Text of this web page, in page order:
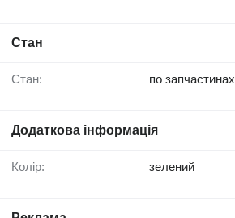
Стан
Стан: по запчастинах
Додаткова інформація
Колір: зелений